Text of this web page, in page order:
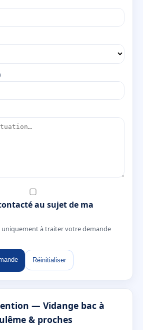
contacté au sujet de ma
uniquement à traiter votre demande
Réinitialiser
— Vidange bac à
& proches